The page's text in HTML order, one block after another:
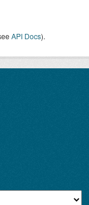
API Docs).